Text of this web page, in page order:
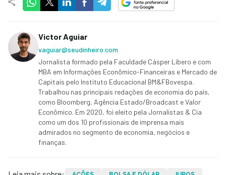
Victor Aguiar
vaguiar@seudinheiro.com
Jornalista formado pela Faculdade Cásper Líbero e com
MBA em Informações Econômico-Financeiras e Mercado de
Capitais pelo Instituto Educacional BM&FBovespa.
Trabalhou nas principais redações de economia do país,
como Bloomberg, Agência Estado/Broadcast e Valor
Econômico. Em 2020, foi eleito pela Jornalistas & Cia
como um dos 10 profissionais de imprensa mais
admirados no segmento de economia, negócios e
finanças.